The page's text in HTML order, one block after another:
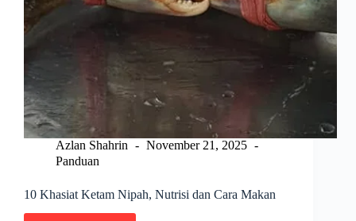
Azlan Shahrin
November 21, 2025
Panduan
10 Khasiat Ketam Nipah, Nutrisi dan Cara Makan